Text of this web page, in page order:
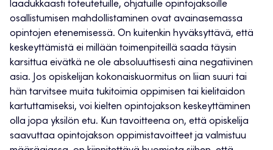
laadukkaasti toteutetuille, ohjatuille opintojaksoille
osallistumisen mahdollistaminen ovat avainasemassa
opintojen etenemisessä. On kuitenkin hyväksyttävä, että
keskeyttämistä ei millään toimenpiteillä saada täysin
karsittua eivätkä ne ole absoluuttisesti aina negatiivinen
asia. Jos opiskelijan kokonaiskuormitus on liian suuri tai
hän tarvitsee muita tukitoimia oppimisen tai kielitaidon
kartuttamiseksi, voi kielten opintojakson keskeyttäminen
olla jopa yksilön etu. Kun tavoitteena on, että opiskelija
saavuttaa opintojakson oppimistavoitteet ja valmistuu